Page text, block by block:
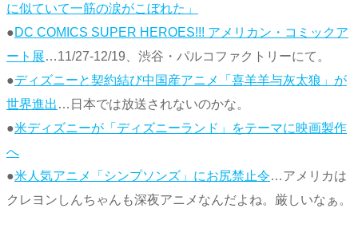
に似ていて一筋の涙がこぼれた」
●DC COMICS SUPER HEROES!!! アメリカン・コミックア
ート展…11/27-12/19、渋谷・パルコファクトリーにて。
●ディズニーと契約結び中国産アニメ「喜羊羊与灰太狼」が
世界進出 …日本では放送されないのかな。
●米ディズニーが「ディズニーランド」をテーマに映画製作
へ
●米人気アニメ「シンプソンズ」にお尻禁止令…アメリカは
クレヨンしんちゃんも深夜アニメなんだよね。厳しいなぁ。